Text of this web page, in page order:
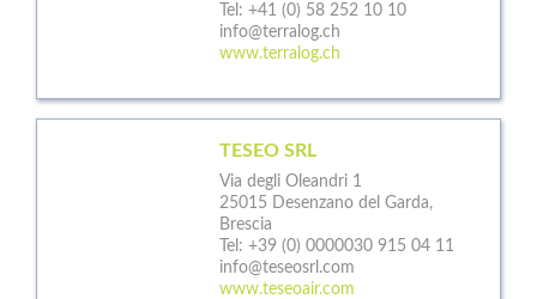
Tel: +41 (0) 58 252 10 10
info@terralog.ch
www.terralog.ch
TESEO SRL
Via degli Oleandri 1
25015 Desenzano del Garda,
Brescia
Tel: +39 (0) 0000030 915 04 11
info@teseosrl.com
www.teseoair.com